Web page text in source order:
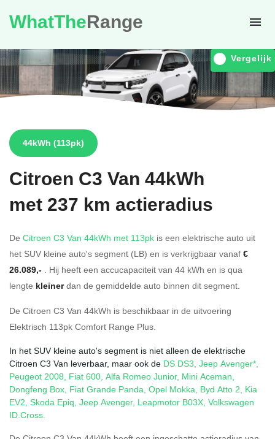
WhatTheRange
Vergelijk
44kWh (113pk)
Citroen C3 Van 44kWh
met 237 km actieradius
De Citroen C3 Van 44kWh met 113pk is een elektrische auto uit
het SUV kleine auto's segment (LB) en is verkrijgbaar vanaf €
26.089,- . Hij heeft een accucapaciteit van 44 kWh en is qua
lengte kleinerdan de gemiddelde auto binnen dit segment.
De Citroen C3 Van 44kWh is beschikbaar in de uitvoering
Elektrisch 113pk Comfort Range Plus.
In het SUV kleine auto's segment is niet alleen de elektrische
Citroen C3 Van leverbaar, maar ook de DS DS3, Jeep Avenger*,
Peugeot 2008, Fiat 600, Alfa Romeo Junior, Mini Aceman,
Dongfeng Box, Fiat Grande Panda, Opel Mokka, Byd Atto 2, Kia
EV2, Skoda Epiq, Jeep Avenger, Leapmotor B03X, Volkswagen
ID.Cross.